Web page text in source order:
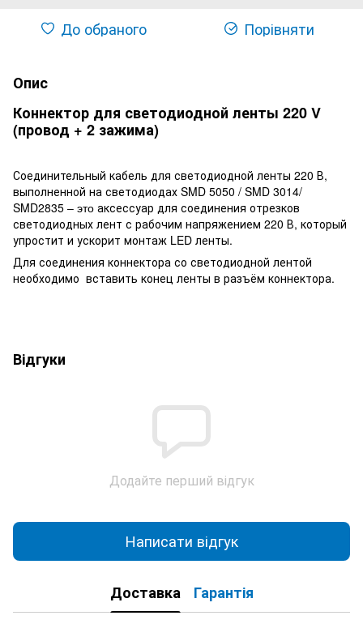
До обраного Порівняти
Опис
Коннектор для светодиодной ленты 220 V
(провод + 2 зажима)
Соединительный кабель для светодиодной ленты 220 В,
выполненной на светодиодах SMD 5050 / SMD 3014/
SMD2835 – это аксессуар для соединения отрезков
светодиодных лент с рабочим напряжением 220 В, который
упростит и ускорит монтаж LED ленты.
Для соединения коннектора со светодиодной лентой
необходимо вставить конец ленты в разъём коннектора.
Відгуки
Додайте перший відгук
Написати відгук
Доставка Гарантія